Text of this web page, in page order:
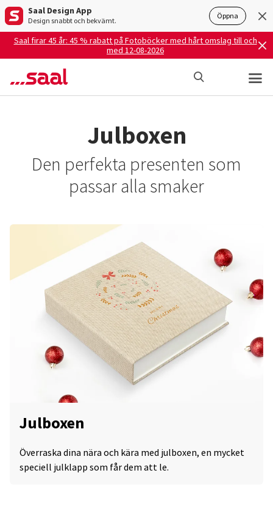
Saal Design App
Design snabbt och bekvämt. Öppna
Saal firar 45 år: 45 % rabatt på Fotoböcker med hårt omslag till och
med 12-08-2026
Julboxen
Den perfekta presenten som
passar alla smaker
Julboxen
Överraska dina nära och kära med julboxen, en mycket
speciell julklapp som får dem att le.